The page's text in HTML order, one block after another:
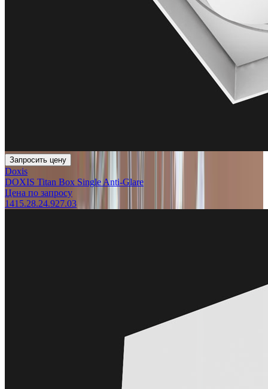
Запросить цену
Doxis
DOXIS Titan Box Single Anti-Glare
Цена по запросу
1415.28.24.927.03